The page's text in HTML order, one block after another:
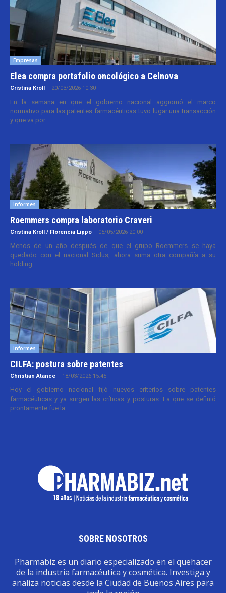
Empresas
Elea compra portafolio oncológico a Celnova
Cristina Kroll - 20/03/2026 10:30
En la semana en que el gobierno nacional aggiornó el marco
normativo para las patentes farmacéuticas tuvo lugar una transacción
y que va por...
Informes
Roemmers compra laboratorio Craveri
Cristina Kroll / Florencia Lippo - 05/05/2026 20:00
Menos de un año después de que el grupo Roemmers se haya
quedado con el nacional Sidus, ahora suma otra compañía a su
holding....
Informes
CILFA: postura sobre patentes
Christian Atance - 18/03/2026 15:45
Hoy el gobierno nacional fijó nuevos criterios sobre patentes
farmacéuticas y ya surgen las críticas y posturas. La que se definió
prontamente fue la...
SOBRE NOSOTROS
Pharmabiz es un diario especializado en el quehacer
de la industria farmacéutica y cosmética. Investiga y
analiza noticias desde la Ciudad de Buenos Aires para